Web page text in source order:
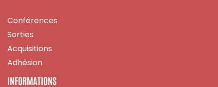
Conférences
Sorties
Acquisitions
Adhésion
INFORMATIONS